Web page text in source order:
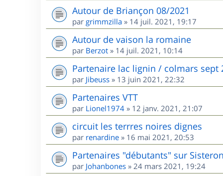
Autour de Briançon 08/2021
par grimmzilla » 14 juil. 2021, 19:17
Autour de vaison la romaine
par Berzot » 14 juil. 2021, 10:14
Partenaire lac lignin / colmars sept
par Jibeuss » 13 juin 2021, 22:32
Partenaires VTT
par Lionel1974 » 12 janv. 2021, 21:07
circuit les terrres noires dignes
par renardine » 16 mai 2021, 20:53
Partenaires "débutants" sur
par Johanbones » 24 mars 2021, 19:24